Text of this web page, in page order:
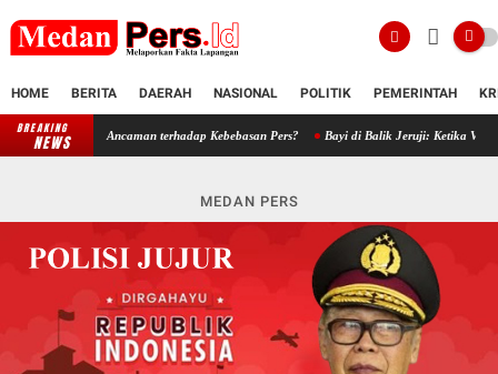
HOME BERITA DAERAH NASIONAL POLITIK PEMERINTAH
BREAKING
NEWS
atau Ancaman terhadap Kebebasan Pers? Bayi di Balik Jeruji: Ketika Vonis Ibu
MEDAN PERS